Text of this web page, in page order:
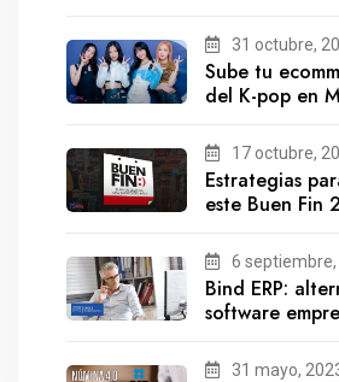
31 octubre,
Sube tu
del K-pop en
17 octubre,
Estrategias
este Buen Fin
6 septiembre,
Bind ERP:
software
31 mayo,